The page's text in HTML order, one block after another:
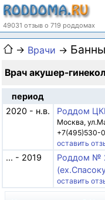
49031 отзыв о 719 роддомах
→ Врачи →
Врач акушер-
период
2020 - н.в.
Роддом
Москва,
+7(495)530-
оставить
... - 2019
Роддом №
оставить